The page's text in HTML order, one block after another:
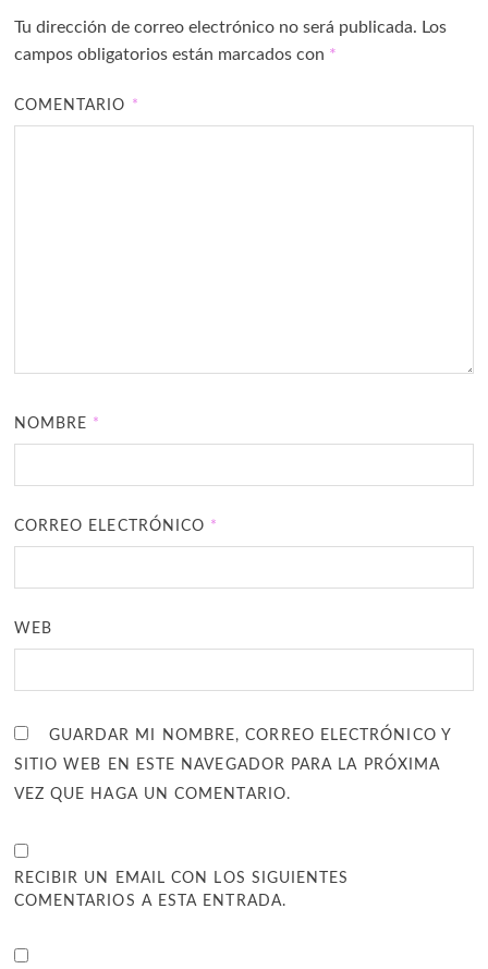
Tu dirección de correo electrónico no será publicada. Los
campos obligatorios están marcados con *
COMENTARIO *
NOMBRE *
CORREO ELECTRÓNICO *
WEB
GUARDAR MI NOMBRE, CORREO ELECTRÓNICO Y
SITIO WEB EN ESTE NAVEGADOR PARA LA PRÓXIMA
VEZ QUE HAGA UN COMENTARIO.
RECIBIR UN EMAIL CON LOS SIGUIENTES
COMENTARIOS A ESTA ENTRADA.